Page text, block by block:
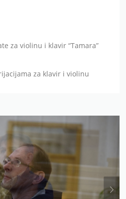
za violinu i klavir “Tamara”
za klavir i violinu